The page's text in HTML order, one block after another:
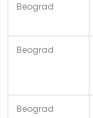
Beograd
Beograd
Beograd